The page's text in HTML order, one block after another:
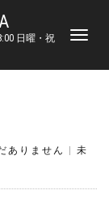
日曜・祝
ナ
を
替
ありません
未